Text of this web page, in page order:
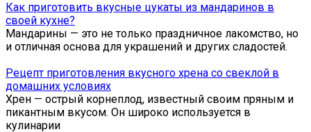
Как приготовить вкусные цукаты из мандаринов в
своей кухне?
Мандарины — это не только праздничное лакомство, но
и отличная основа для украшений и других сладостей.
Рецепт приготовления вкусного хрена со свеклой в
домашних условиях
Хрен — острый корнеплод, известный своим пряным и
пикантным вкусом. Он широко используется в
кулинарии